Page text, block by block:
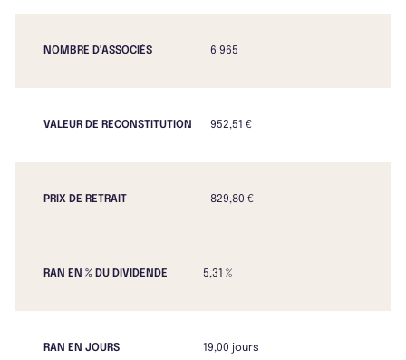
NOMBRE D'ASSOCIÉS 6 965
VALEUR DE RECONSTITUTION 952,51 €
PRIX DE RETRAIT 829,80 €
RAN EN % DU DIVIDENDE 5,31 %
RAN EN JOURS 19,00 jours